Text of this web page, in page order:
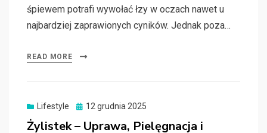
śpiewem potrafi wywołać łzy w oczach nawet u
najbardziej zaprawionych cyników. Jednak poza…
READ MORE
Lifestyle
Posted
12 grudnia 2025
Żylistek – Uprawa, Pielęgnacja i